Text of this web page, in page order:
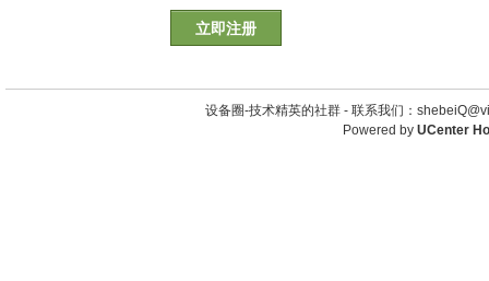
立即注册
设备圈-技术精英的社群 - 联系我们：
Powered by UCenter